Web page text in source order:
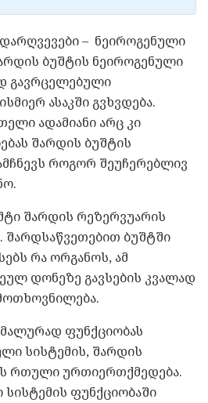
– ნეიროგენული
ბუშტის ნეიროგენული
გავრცელებული
ასაკში გვხვდება.
ადამიანი არც კი
შარდის ბუშტის
როგორ შეუჩერებლივ
შარდის რეზერვუარის
შარდსაწვეთებით ბუშტში
რა ორგანოს, ამ
დონეზე გავსების კვალად
ფუნქციობას
სისტემის, შარდის
რთული ურთიერთქმედება.
ფუნქციობაში